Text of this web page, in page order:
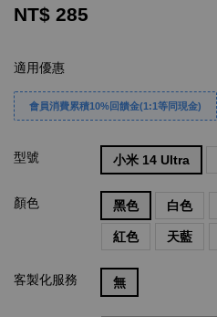
NT$ 285
適用優惠
會員消費累積10%回饋金(1:1等同現金)
型號 小米 14 Ultra
顏色 黑色 白色
紅色 天藍
客製化服務 無